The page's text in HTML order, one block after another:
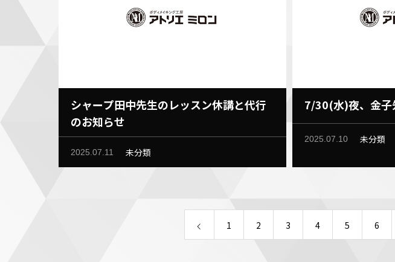
シャープ田中先生のレッスン休講と代行
のお知らせ
2025.07.11 未分類
7/30(水)夜、金子
2025.07.10 未分類
1 2 3 4 5 6